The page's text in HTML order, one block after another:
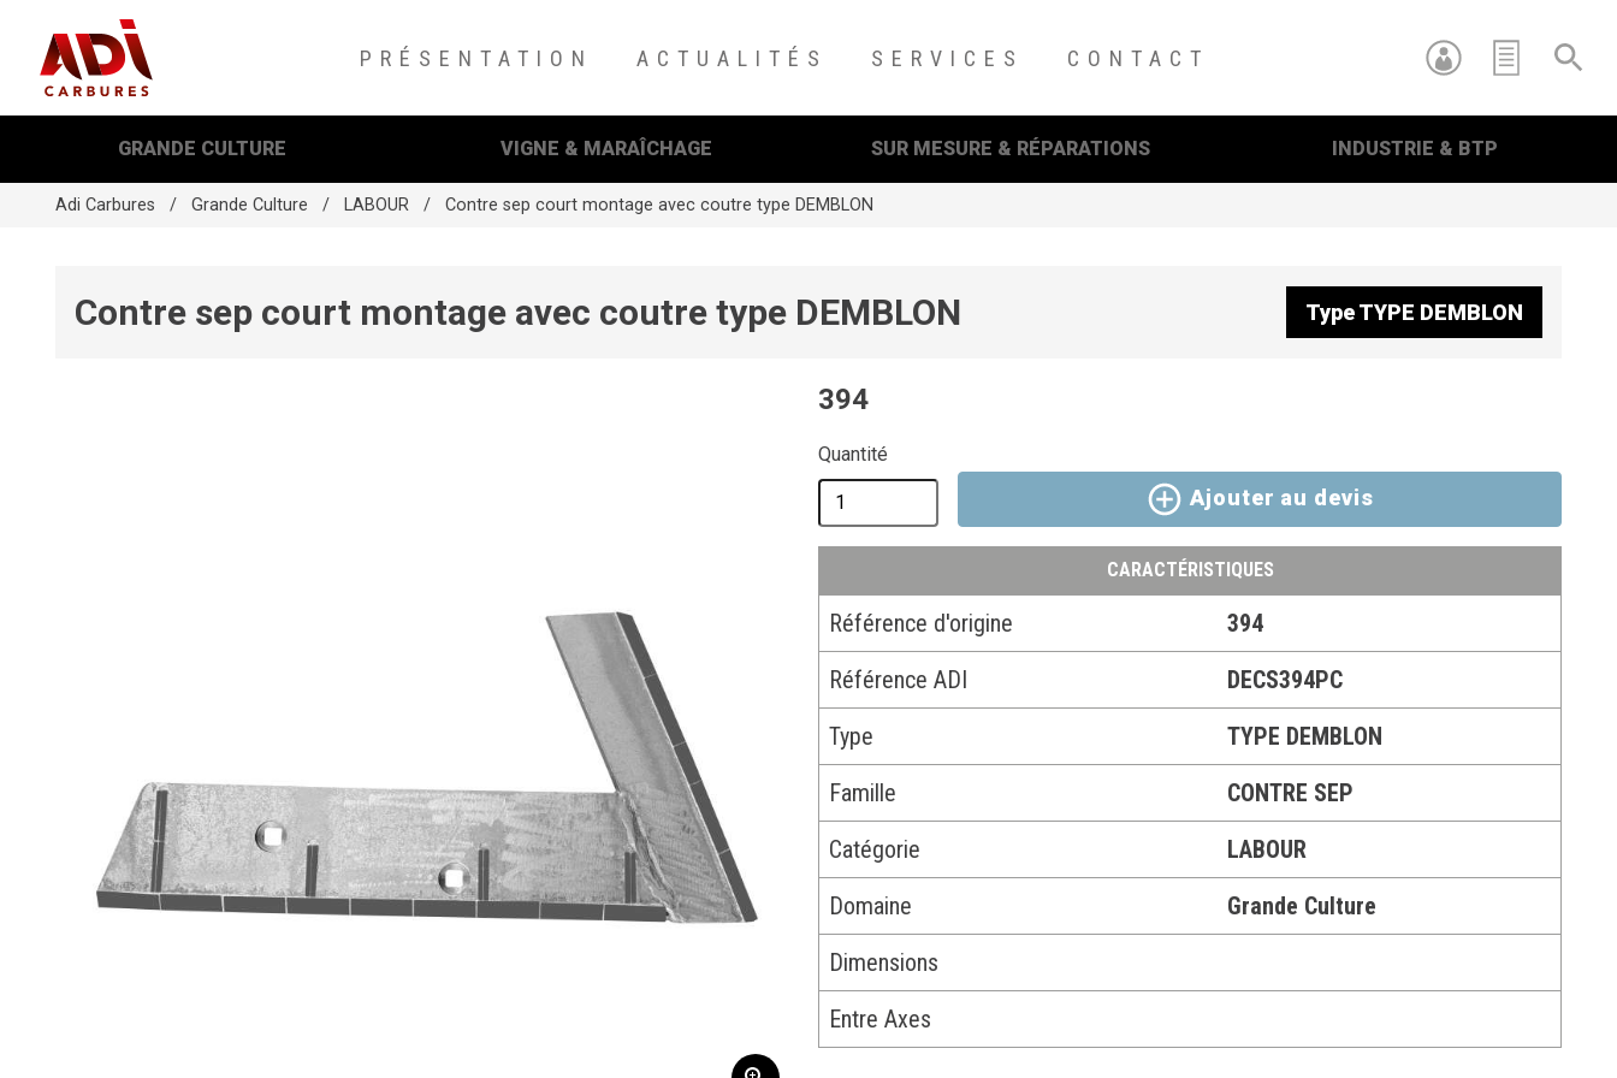
PRÉSENTATION ACTUALITÉS SERVICES CONTACT
GRANDE CULTURE VIGNE & MARAÎCHAGE SUR MESURE & RÉPARATIONS INDUSTRIE & BTP
Adi Carbures Grande Culture LABOUR Contre sep court montage avec coutre type DEMBLON
Contre sep court montage avec coutre type DEMBLON TypeTYPE DEMBLON
394
Quantité
Ajouter au devis
CARACTÉRISTIQUES
Référence d'origine
394
Référence ADI
DECS394PC
Type
TYPE DEMBLON
Famille
CONTRE SEP
Catégorie
LABOUR
Domaine
Grande Culture
Dimensions
Entre Axes
Appuyez sur Entrée pour recherche ou sur ESC pour fermer cette fenêtre